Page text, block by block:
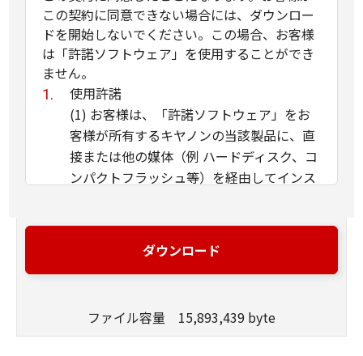
この契約に同意できない場合には、ダウンロー
ドを開始しないでください。この場合、お客様
は「許諾ソフトウェア」を使用することができ
ません。
使用許諾
(1) お客様は、「許諾ソフトウェア」をお
客様が所有するキヤノンの当該製品に、直
接または他の媒体（例 ハードディスク、コ
ンパクトフラッシュ等）を経由してインス
(2) お客様は、本契約で明示的に規定され
る場合を除き、「許諾ソフトウェア」を、
訳、翻案もしくは他のプログラム言語に書
ダウンロード
ファイル容量 15,893,439 byte